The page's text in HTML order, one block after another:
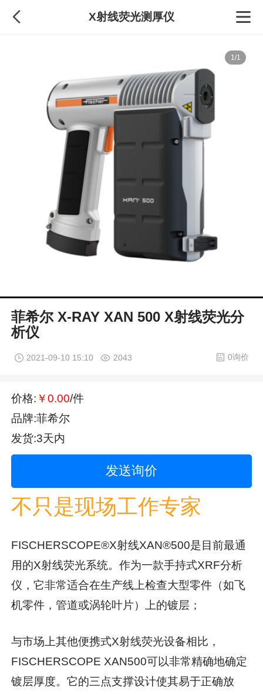
X射线荧光测厚仪
1/1
菲希尔 X-RAY XAN 500 X射线荧光分
析仪
2021-09-10 15:10 2043 0询价
价格: ￥0.00/件
品牌:菲希尔
发货:3天内
发送询价
不只是现场工作专家
FISCHERSCOPE®X射线XAN®500是目前最通
用的X射线荧光系统。作为一款手持式XRF分析
仪，它非常适合在生产线上检查大型零件（如飞
机零件，管道或涡轮叶片）上的镀层；
与市场上其他便携式X射线荧光设备相比，
FISCHERSCOPE XAN500可以非常精确地确定
镀层厚度。它的三点支撑设计使其易于正确放